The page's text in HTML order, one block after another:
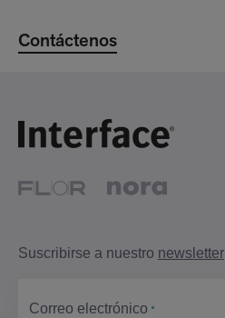
Contáctenos
Suscribirse a nuestro newsletter
Correo electrónico